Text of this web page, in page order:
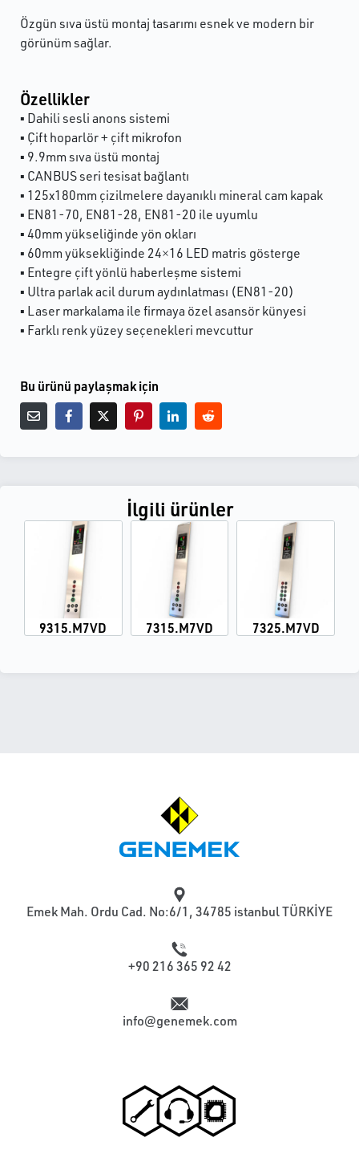
Özgün sıva üstü montaj tasarımı esnek ve modern bir
görünüm sağlar.
Özellikler
▪ Dahili sesli anons sistemi
▪ Çift hoparlör + çift mikrofon
▪ 9.9mm sıva üstü montaj
▪ CANBUS seri tesisat bağlantı
▪ 125x180mm çizilmelere dayanıklı mineral cam kapak
▪ EN81-70, EN81-28, EN81-20 ile uyumlu
▪ 40mm yükseliğinde yön okları
▪ 60mm yüksekliğinde 24×16 LED matris gösterge
▪ Entegre çift yönlü haberleşme sistemi
▪ Ultra parlak acil durum aydınlatması (EN81-20)
▪ Laser markalama ile firmaya özel asansör künyesi
▪ Farklı renk yüzey seçenekleri mevcuttur
Bu ürünü paylaşmak için
İlgili ürünler
9315.M7VD 7315.M7VD 7325.M7VD
Emek Mah. Ordu Cad. No:6/1, 34785 istanbul TÜRKİYE
+90 216 365 92 42
info@genemek.com